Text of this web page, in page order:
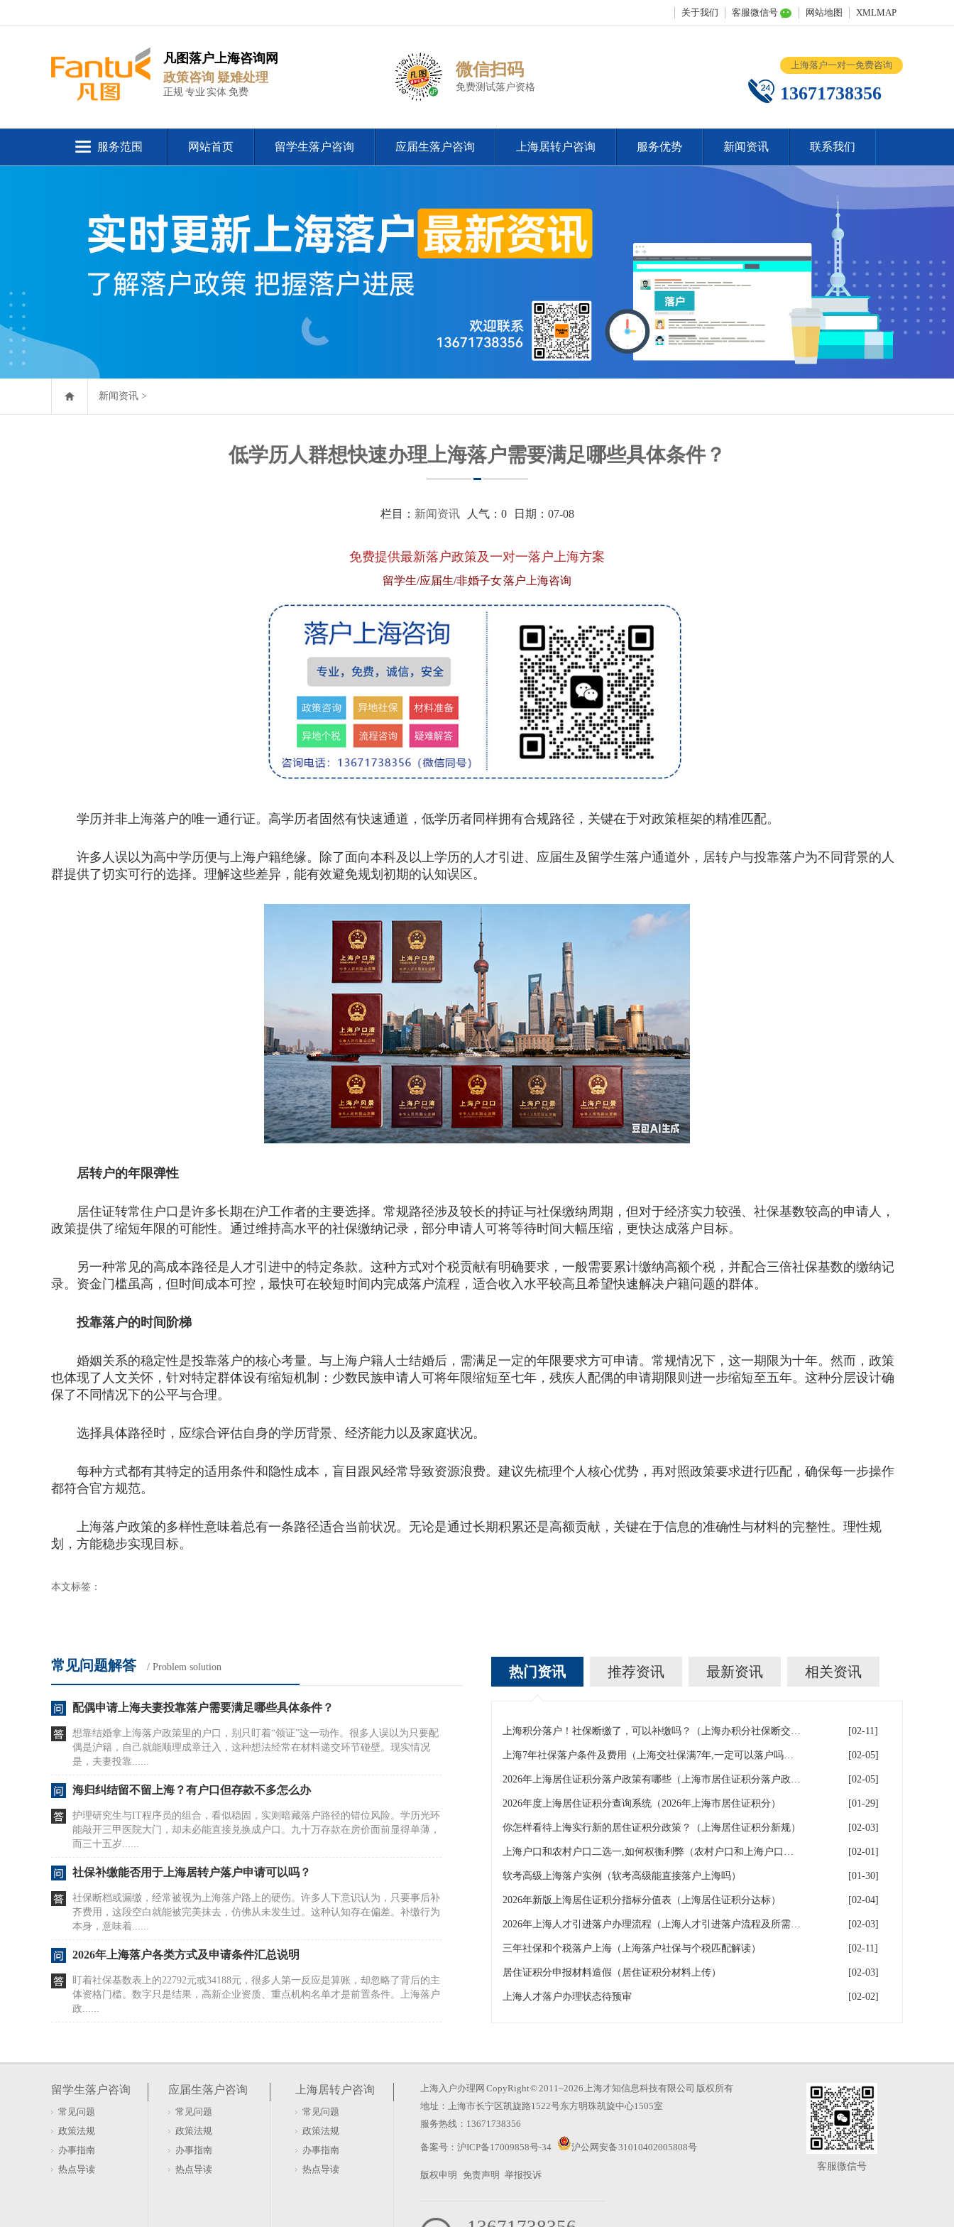
关于我们 客服微信号 网站地图 XMLMAP
凡图落户上海咨询网
政策咨询 疑难处理
正规 专业 实体 免费
微信扫码
免费测试落户资格
上海落户一对一免费咨询
13671738356
服务范围 网站首页 留学生落户咨询 应届生落户咨询 上海居转户咨询 服务优势 新闻资讯 联系我们
新闻资讯 >
低学历人群想快速办理上海落户需要满足哪些具体条件？
栏目： 新闻资讯人气： 0日期：07-08
免费提供最新落户政策及一对一落户上海方案
留学生/应届生/非婚子女 落户上海咨询
学历并非上海落户的唯一通行证。高学历者固然有快速通道，低学历者同样拥有合规路径，关键在于对政策框架的精准匹配。
许多人误以为高中学历便与上海户籍绝缘。除了面向本科及以上学历的人才引进、应届生及留学生落户通道外，居转户与投靠落户为不同背景的人
群提供了切实可行的选择。理解这些差异，能有效避免规划初期的认知误区。
居转户的年限弹性
居住证转常住户口是许多长期在沪工作者的主要选择。常规路径涉及较长的持证与社保缴纳周期，但对于经济实力较强、社保基数较高的申请人，
政策提供了缩短年限的可能性。通过维持高水平的社保缴纳记录，部分申请人可将等待时间大幅压缩，更快达成落户目标。
另一种常见的高成本路径是人才引进中的特定条款。这种方式对个税贡献有明确要求，一般需要累计缴纳高额个税，并配合三倍社保基数的缴纳记
录。资金门槛虽高，但时间成本可控，最快可在较短时间内完成落户流程，适合收入水平较高且希望快速解决户籍问题的群体。
投靠落户的时间阶梯
婚姻关系的稳定性是投靠落户的核心考量。与上海户籍人士结婚后，需满足一定的年限要求方可申请。常规情况下，这一期限为十年。然而，政策
也体现了人文关怀，针对特定群体设有缩短机制：少数民族申请人可将年限缩短至七年，残疾人配偶的申请期限则进一步缩短至五年。这种分层设计确
保了不同情况下的公平与合理。
选择具体路径时，应综合评估自身的学历背景、经济能力以及家庭状况。
每种方式都有其特定的适用条件和隐性成本，盲目跟风经常导致资源浪费。建议先梳理个人核心优势，再对照政策要求进行匹配，确保每一步操作
都符合官方规范。
上海落户政策的多样性意味着总有一条路径适合当前状况。无论是通过长期积累还是高额贡献，关键在于信息的准确性与材料的完整性。理性规
划，方能稳步实现目标。
本文标签：
常见问题解答 / Problem solution
配偶申请上海夫妻投靠落户需要满足哪些具体条件？
想靠结婚拿上海落户政策里的户口，别只盯着“领证”这一动作。很多人误以为只要配
偶是沪籍，自己就能顺理成章迁入，这种想法经常在材料递交环节碰壁。现实情况
是，夫妻投靠......
海归纠结留不留上海？有户口但存款不多怎么办
护理研究生与IT程序员的组合，看似稳固，实则暗藏落户路径的错位风险。学历光环
能敲开三甲医院大门，却未必能直接兑换成户口。九十万存款在房价面前显得单薄，
而三十五岁......
社保补缴能否用于上海居转户落户申请可以吗？
社保断档或漏缴，经常被视为上海落户路上的硬伤。许多人下意识认为，只要事后补
齐费用，这段空白就能被完美抹去，仿佛从未发生过。这种认知存在偏差。补缴行为
本身，意味着......
2026年上海落户各类方式及申请条件汇总说明
盯着社保基数表上的22792元或34188元，很多人第一反应是算账，却忽略了背后的主
体资格门槛。数字只是结果，高新企业资质、重点机构名单才是前置条件。上海落户
政......
很多人盯着软考证书，觉得拿证就能落户。这种理解偏差，经常让人在社保和年限上
籍红利。关键......
上海居住证积分申请流程有哪些？办理步骤与所需材料详解
申请积分落户上海，不少人卡在第一步：以为个人能直接提交。其实不然，主体资格
法稳定居住、......
热门资讯 推荐资讯 最新资讯 相关资讯
上海积分落户！社保断缴了，可以补缴吗？（上海办积分社保断交需要重新计算吗） [02-11]
上海7年社保落户条件及费用（上海交社保满7年,一定可以落户吗？） [02-05]
2026年上海居住证积分落户政策有哪些（上海市居住证积分落户政策2026年） [02-05]
2026年度上海居住证积分查询系统（2026年上海市居住证积分） [01-29]
你怎样看待上海实行新的居住证积分政策？（上海居住证积分新规） [02-03]
上海户口和农村户口二选一,如何权衡利弊（农村户口和上海户口哪个值钱） [02-01]
软考高级上海落户实例（软考高级能直接落户上海吗） [01-30]
2026年新版上海居住证积分指标分值表（上海居住证积分达标） [02-04]
2026年上海人才引进落户办理流程（上海人才引进落户流程及所需时间） [02-03]
三年社保和个税落户上海（上海落户社保与个税匹配解读） [02-11]
居住证积分申报材料造假（居住证积分材料上传） [02-03]
上海人才落户办理状态待预审 [02-02]
留学生落户咨询
常见问题
政策法规
办事指南
热点导读
应届生落户咨询
常见问题
政策法规
办事指南
热点导读
上海居转户咨询
常见问题
政策法规
办事指南
热点导读
上海入户办理网 CopyRight © 2011~2026 上海才知信息科技有限公司 版权所有
地址：上海市长宁区凯旋路1522号东方明珠凯旋中心1505室
服务热线：13671738356
备案号： 沪ICP备17009858号-34 沪公网安备 31010402005808号
版权申明 免责声明 举报投诉
客服微信号